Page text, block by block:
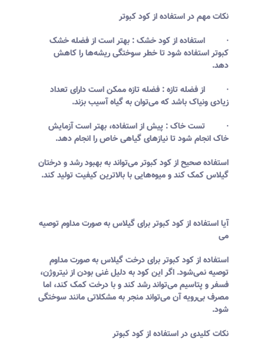
نکات مهم در استفاده از کود کبوتر
· استفاده از کود خشک : بهتر است از فضله خشک
کبوتر استفاده شود تا خطر سوختگی ریشه‌ها را کاهش
دهد.
· از فضله تازه : فضله تازه ممکن است دارای تعداد
زیادی ونیاک باشد که می‌توان به گیاه آسیب بزند.
· تست خاک : پیش از استفاده، بهتر است آزمایش
خاک انجام شود تا نیازهای گیاهی خاص را انجام دهد.
استفاده صحیح از کود کبوتر می‌تواند به بهبود رشد و درختان
گیلاس کمک کند و میوه‌هایی با بالاترین کیفیت تولید کند.
آیا استفاده از کود کبوتر برای گیلاس به صورت مداوم توصیه
می
استفاده از کود کبوتر برای درخت گیلاس به صورت مداوم
توصیه نمی‌شود. اگر این کود به دلیل غنی بودن از نیتروژن،
فسفر و پتاسیم می‌تواند رشد کند و با درخت کمک کند، اما
مصرف بی‌رویه آن می‌تواند منجر به مشکلاتی مانند سوختگی
شود.
نکات کلیدی در استفاده از کود کبوتر